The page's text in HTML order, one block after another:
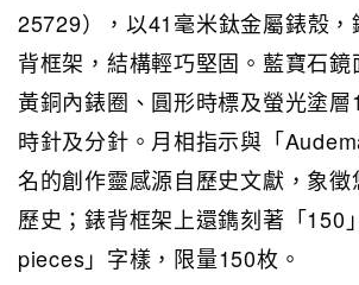
25729），以41毫米鈦金屬錶殼
背框架，結構輕巧堅固。藍寶石
黃銅內錶圈、圓形時標及螢光塗
時針及分針。月相指示與「
名的創作靈感源自歷史文獻，象
歷史；錶背框架上還鐫刻著「150
pieces」字樣，限量150枚。